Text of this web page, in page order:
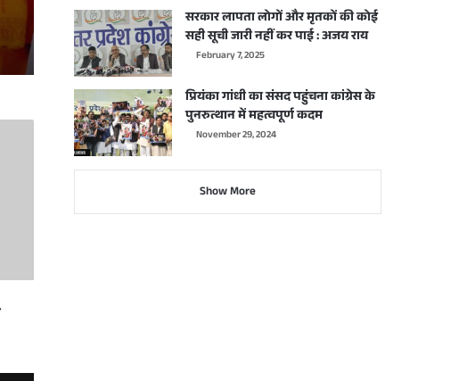
सरकार लापता लोगों और मृतकों की कोई
सही सूची जारी नहीं कर पाई : अजय राय
February 7, 2025
प्रियंका गांधी का संसद पहुंचना कांग्रेस के
पुनरुत्थान में महत्वपूर्ण कदम
November 29, 2024
Show More